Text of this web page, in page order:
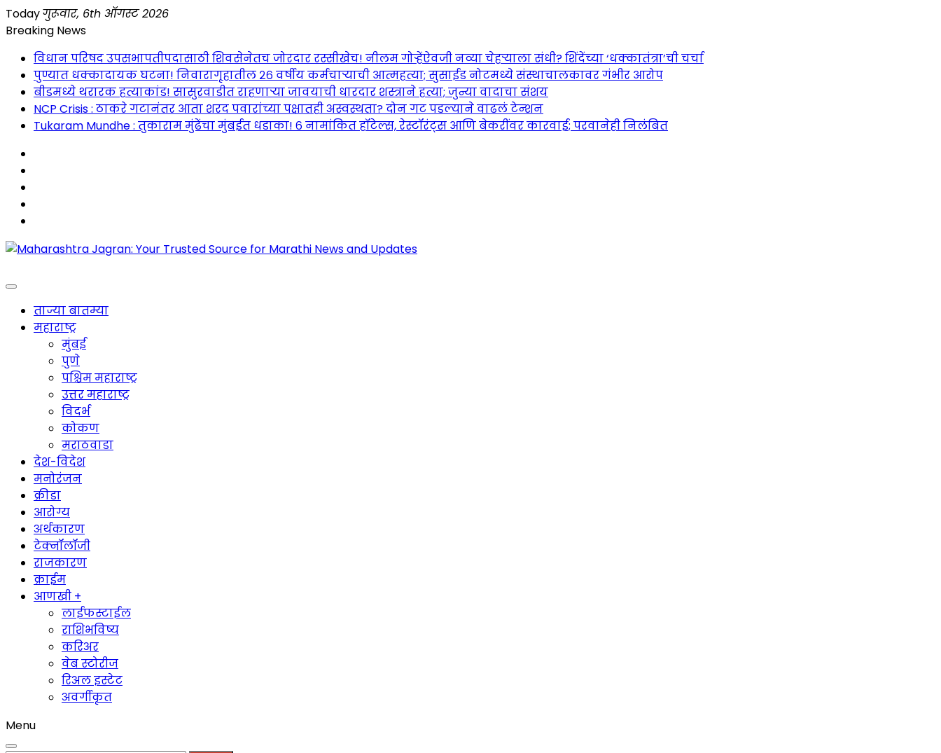
Skip
to
Todayगुरूवार, 6th ऑगस्ट 2026
Breaking News
विधान परिषद उपसभापतीपदासाठी शिवसेनेतच जोरदार रस्सीखेच! नीलम गोऱ्हेंऐवजी नव्या चेहऱ्याला संधी? शिंदेंच्या ‘धक्कातंत्रा’ची चर्चा
पुण्यात धक्कादायक घटना! निवारागृहातील २६ वर्षीय कर्मचाऱ्याची आत्महत्या; सुसाईड नोटमध्ये संस्थाचालकावर गंभीर आरोप
बीडमध्ये थरारक हत्याकांड! सासुरवाडीत राहणाऱ्या जावयाची धारदार शस्त्राने हत्या; जुन्या वादाचा संशय
NCP Crisis : ठाकरे गटानंतर आता शरद पवारांच्या पक्षातही अस्वस्थता? दोन गट पडल्याने वाढलं टेन्शन
Tukaram Mundhe : तुकाराम मुंढेंचा मुंबईत धडाका! ६ नामांकित हॉटेल्स, रेस्टॉरंट्स आणि बेकरींवर कारवाई; परवानेही निलंबित
Maharashtra Jagran : Your Trusted Companion for the Latest News
ताज्या बातम्या
महाराष्ट्र
मुंबई
पुणे
पश्चिम महाराष्ट्र
उत्तर महाराष्ट्र
विदर्भ
कोकण
मराठवाडा
देश-विदेश
मनोरंजन
क्रीडा
आरोग्य
अर्थकारण
टेक्नॉलॉजी
राजकारण
क्राईम
आणखी +
लाईफस्टाईल
राशिभविष्य
करिअर
वेब स्टोरीज
रिअल इस्टेट
अवर्गीकृत
Menu